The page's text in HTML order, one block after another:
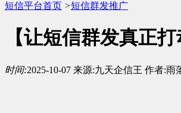
短信平台首页 >短信群发推广
【让短信群发真正
时间:2025-10-07 来源:九天企信王 作者:雨